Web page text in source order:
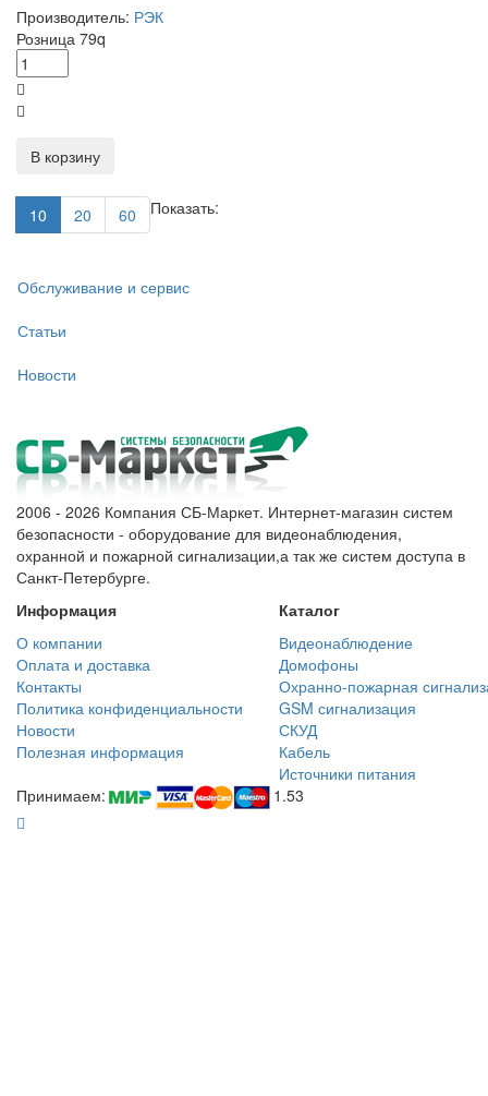
Производитель: РЭК
Розница 79q
В корзину
Показать:
10 20 60
Обслуживание и сервис
Статьи
Новости
2006 - 2026 Компания СБ-Маркет. Интернет-магазин систем
безопасности - оборудование для видеонаблюдения,
охранной и пожарной сигнализации,а так же систем доступа в
Санкт-Петербурге.
Информация
Каталог
О компании
Видеонаблюдение
Оплата и доставка
Домофоны
Контакты
Охранно-пожарная
Политика конфиденциальности
GSM сигнализация
Новости
СКУД
Полезная информация
Кабель
Источники питания
Принимаем:
1.53